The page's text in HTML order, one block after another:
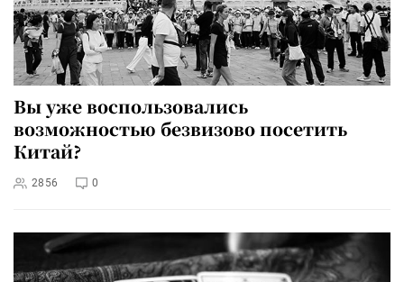
Вы уже воспользовались
возможностью безвизово посетить
Китай?
2856 0